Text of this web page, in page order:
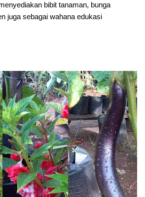
bibit tanaman, bunga
juga sebagai wahana edukasi